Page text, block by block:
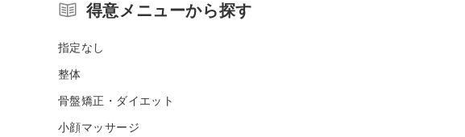
得意メニューから探す
指定なし
整体
骨盤矯正・ダイエット
小顔マッサージ